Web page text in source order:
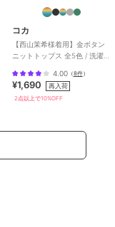
コカ
【西山茉希様着用】金ボタン
ニットトップス 全5色 / 洗濯機
4.00（8件）
¥1,690 再入荷
2点以上で10%OFF